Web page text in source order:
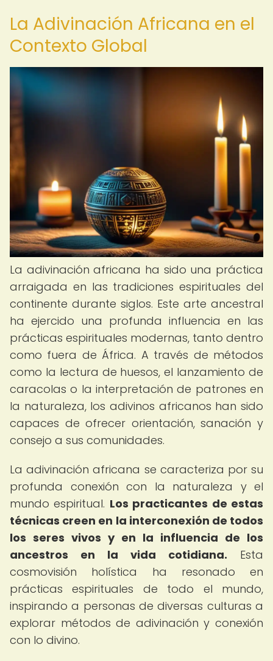
La Adivinación Africana en el
Contexto Global
La adivinación africana ha sido una práctica
arraigada en las tradiciones espirituales del
continente durante siglos. Este arte ancestral
ha ejercido una profunda influencia en las
prácticas espirituales modernas, tanto dentro
como fuera de África. A través de métodos
como la lectura de huesos, el lanzamiento de
caracolas o la interpretación de patrones en
la naturaleza, los adivinos africanos han sido
capaces de ofrecer orientación, sanación y
consejo a sus comunidades.
La adivinación africana se caracteriza por su
profunda conexión con la naturaleza y el
mundo espiritual. Los practicantes de estas
técnicas creen en la interconexión de todos
los seres vivos y en la influencia de los
ancestros en la vida cotidiana. Esta
cosmovisión holística ha resonado en
prácticas espirituales de todo el mundo,
inspirando a personas de diversas culturas a
explorar métodos de adivinación y conexión
con lo divino.